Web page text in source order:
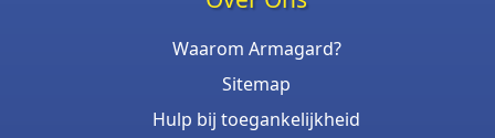
Waarom Armagard?
Sitemap
Hulp bij toegankelijkheid